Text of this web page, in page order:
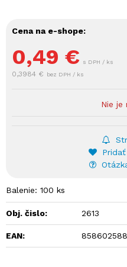
Cena na e-shope:
0,49 € s DPH / ks
0,3984 € bez DPH / ks
Nie je
Balenie: 100 ks
Obj. čislo: 2613
EAN: